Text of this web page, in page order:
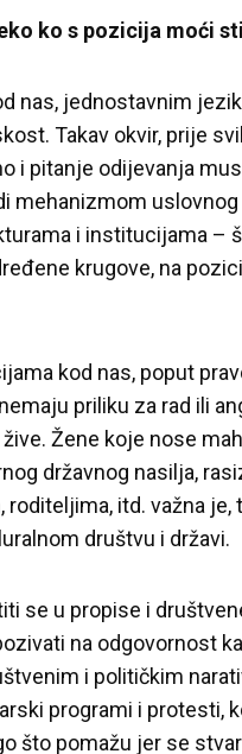
ko s pozicija moći
nas, jednostavnim
Takav okvir, prije
i pitanje odijevanja
mehanizmom
i institucijama –
krugove, na
kod nas, poput
priliku za rad ili
Žene koje nose
državnog nasilja,
itd. važna
društvu i državi.
se u propise i
na odgovornost
i političkim
programi i protesti,
što pomažu jer se